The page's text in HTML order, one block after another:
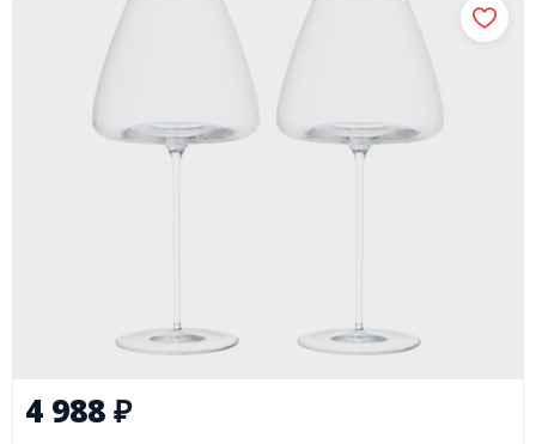
4 988₽